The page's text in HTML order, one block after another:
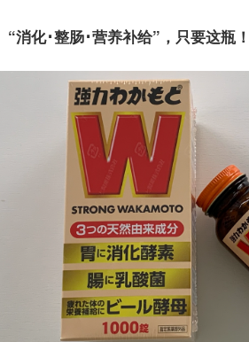
“消化･整肠･营养补给”，只要这瓶！